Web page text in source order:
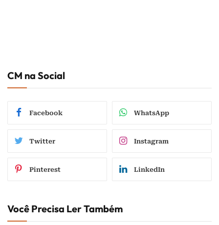
CM na Social
Facebook WhatsApp
Twitter Instagram
Pinterest LinkedIn
Você Precisa Ler Também